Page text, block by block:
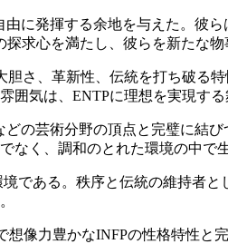
に発揮する余地を与えた。彼
求心を満たし、彼らを新たな物
さ、革新性、伝統を打ち破る
気は、ENTPに理想を実現する
の芸術分野の頂点と完璧に結
く、調和のとれた環境の中で
である。秩序と伝統の維持者
像力豊かなINFPの性格特性と